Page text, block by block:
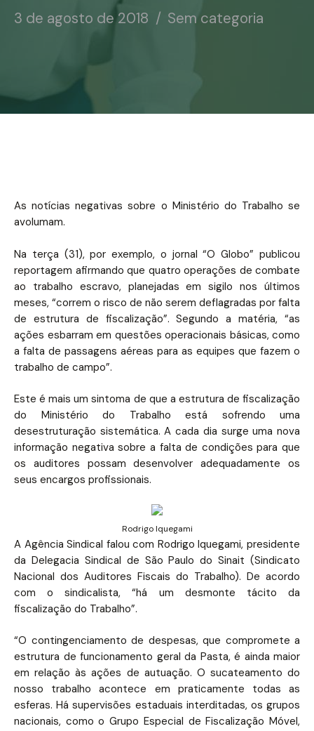
3 de agosto de 2018 Sem categoria
As notícias negativas sobre o Ministério do Trabalho se
avolumam.
Na terça (31), por exemplo, o jornal “O Globo” publicou
reportagem afirmando que quatro operações de combate
ao trabalho escravo, planejadas em sigilo nos últimos
meses, “correm o risco de não serem deflagradas por falta
de estrutura de fiscalização”. Segundo a matéria, “as
ações esbarram em questões operacionais básicas, como
a falta de passagens aéreas para as equipes que fazem o
trabalho de campo”.
Este é mais um sintoma de que a estrutura de fiscalização
do Ministério do Trabalho está sofrendo uma
desestruturação sistemática. A cada dia surge uma nova
informação negativa sobre a falta de condições para que
os auditores possam desenvolver adequadamente os
seus encargos profissionais.
Rodrigo Iquegami
A Agência Sindical falou com Rodrigo Iquegami, presidente
da Delegacia Sindical de São Paulo do Sinait (Sindicato
Nacional dos Auditores Fiscais do Trabalho). De acordo
com o sindicalista, “há um desmonte tácito da
fiscalização do Trabalho”.
“O contingenciamento de despesas, que compromete a
estrutura de funcionamento geral da Pasta, é ainda maior
em relação às ações de autuação. O sucateamento do
nosso trabalho acontece em praticamente todas as
esferas. Há supervisões estaduais interditadas, os grupos
nacionais, como o Grupo Especial de Fiscalização Móvel,